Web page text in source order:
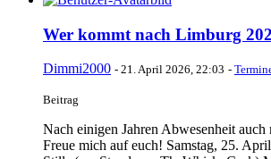
Wer kommt nach Limburg
Dimmi2000 - 21. April 2026, 22:03 -
Beitrag
Nach einigen Jahren Abwesenheit auch
Freue mich auf euch! Samstag, 25.